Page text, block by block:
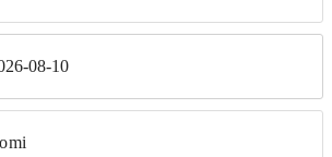
08-10